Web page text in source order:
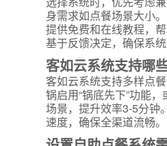
身需求如点餐场景大小
提供免费和在线教程，
基于反馈决定，确保系
客如云系统支持哪
客如云系统支持多样点
锅启用“锅底先下”功能
场景，提升效率3-5分钟
速度，确保全渠道流畅。